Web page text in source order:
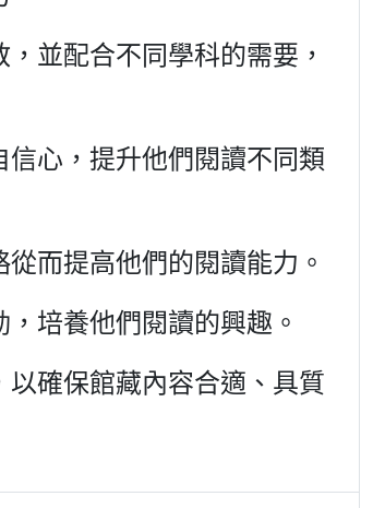
並配合不同學科的需要，
心，提升他們閱讀不同類
而提高他們的閱讀能力。
培養他們閱讀的興趣。
確保館藏內容合適、具質